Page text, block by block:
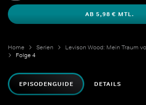
AB 5,98 € MTL.
Home Serien
Folge 4
EPISODENGUIDE DETAILS